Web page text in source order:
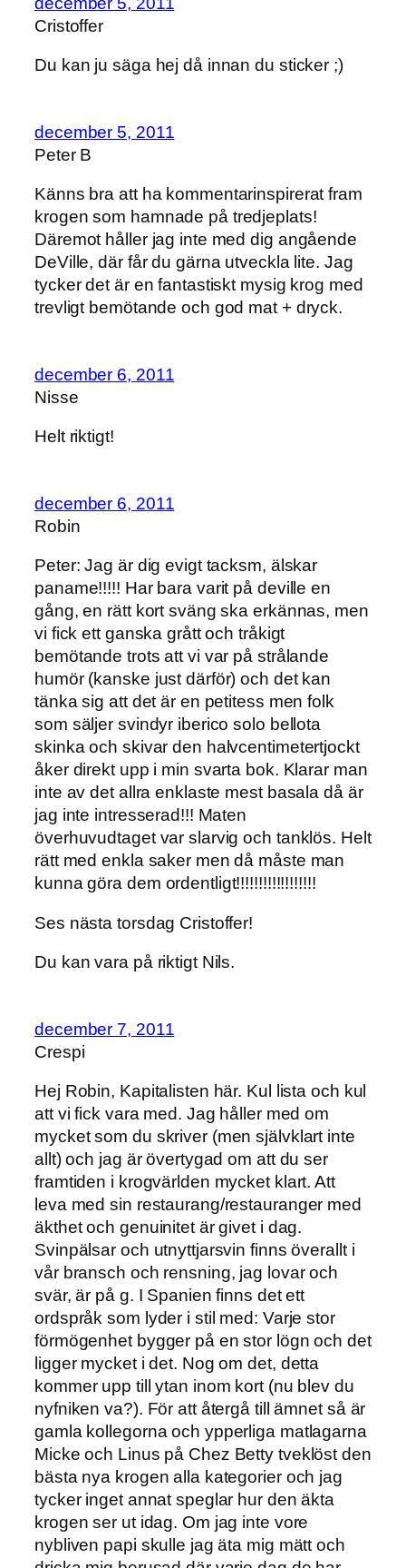
Cristoffer
Du kan ju säga hej då innan du sticker ;)
december 5, 2011
Peter B
Känns bra att ha kommentarinspirerat fram
krogen som hamnade på tredjeplats!
Däremot håller jag inte med dig angående
DeVille, där får du gärna utveckla lite. Jag
tycker det är en fantastiskt mysig krog med
trevligt bemötande och god mat + dryck.
december 6, 2011
Nisse
Helt riktigt!
december 6, 2011
Robin
Peter: Jag är dig evigt tacksm, älskar
paname!!!!! Har bara varit på deville en
gång, en rätt kort sväng ska erkännas, men
vi fick ett ganska grått och tråkigt
bemötande trots att vi var på strålande
humör (kanske just därför) och det kan
tänka sig att det är en petitess men folk
som säljer svindyr iberico solo bellota
skinka och skivar den halvcentimetertjockt
åker direkt upp i min svarta bok. Klarar man
inte av det allra enklaste mest basala då är
jag inte intresserad!!! Maten
överhuvudtaget var slarvig och tanklös. Helt
rätt med enkla saker men då måste man
kunna göra dem ordentligt!!!!!!!!!!!!!!!!!!
Ses nästa torsdag Cristoffer!
Du kan vara på riktigt Nils.
december 7, 2011
Crespi
Hej Robin, Kapitalisten här. Kul lista och kul
att vi fick vara med. Jag håller med om
mycket som du skriver (men självklart inte
allt) och jag är övertygad om att du ser
framtiden i krogvärlden mycket klart. Att
leva med sin restaurang/restauranger med
äkthet och genuinitet är givet i dag.
Svinpälsar och utnyttjarsvin finns överallt i
vår bransch och rensning, jag lovar och
svär, är på g. I Spanien finns det ett
ordspråk som lyder i stil med: Varje stor
förmögenhet bygger på en stor lögn och det
ligger mycket i det. Nog om det, detta
kommer upp till ytan inom kort (nu blev du
nyfniken va?). För att återgå till ämnet så är
gamla kollegorna och ypperliga matlagarna
Micke och Linus på Chez Betty tveklöst den
bästa nya krogen alla kategorier och jag
tycker inget annat speglar hur den äkta
krogen ser ut idag. Om jag inte vore
nybliven papi skulle jag äta mig mätt och